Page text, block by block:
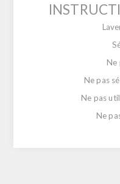
Ne
Ne pas
Ne pas
Ne